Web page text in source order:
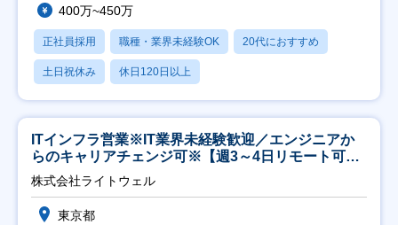
400万~450万
正社員採用 職種・業界未経験OK 20代におすすめ
土日祝休み 休日120日以上
ITインフラ営業※IT業界未経験歓迎／エンジニアか
らのキャリアチェンジ可※【週3～4日リモート可
能】
株式会社ライトウェル
東京都